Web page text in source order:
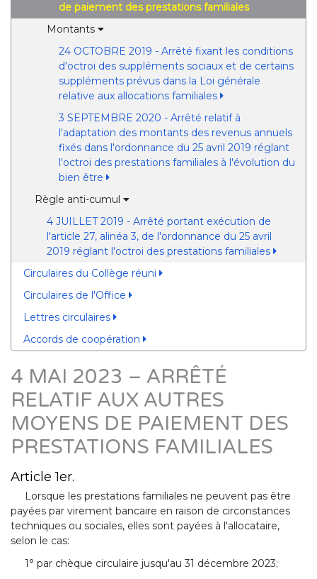
de paiement des prestations familiales
Montants
24 OCTOBRE 2019 - Arrêté fixant les conditions
d'octroi des suppléments sociaux et de certains
suppléments prévus dans la Loi générale
relative aux allocations familiales
3 SEPTEMBRE 2020 - Arrêté relatif à
l'adaptation des montants des revenus annuels
fixés dans l'ordonnance du 25 avril 2019 réglant
l'octroi des prestations familiales à l'évolution du
bien être
Règle anti-cumul
4 JUILLET 2019 - Arrêté portant exécution de
l'article 27, alinéa 3, de l'ordonnance du 25 avril
2019 réglant l'octroi des prestations familiales
Circulaires du Collège réuni
Circulaires de l'Office
Lettres circulaires
Accords de coopération
4 MAI 2023 – ARRÊTÉ
RELATIF AUX AUTRES
MOYENS DE PAIEMENT DES
PRESTATIONS FAMILIALES
Article 1er.
Lorsque les prestations familiales ne peuvent pas être
payées par virement bancaire en raison de circonstances
techniques ou sociales, elles sont payées à l'allocataire,
selon le cas:
1° par chèque circulaire jusqu'au 31 décembre 2023;